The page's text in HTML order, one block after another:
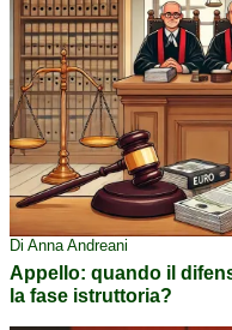
Di Anna Andreani
Appello: quando il
la fase istruttoria?